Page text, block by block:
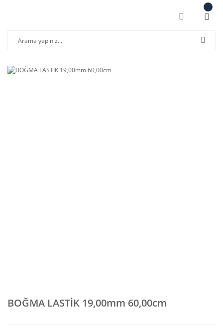
BOĞMA LASTİK 19,00mm 60,00cm